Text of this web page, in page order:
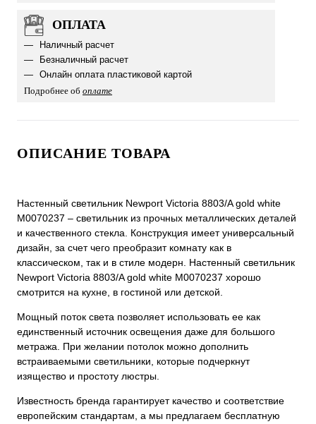
ОПЛАТА
Наличный расчет
Безналичный расчет
Онлайн оплата пластиковой картой
Подробнее об оплате
ОПИСАНИЕ ТОВАРА
Настенный светильник Newport Victoria 8803/A gold white
М0070237 – светильник из прочных металлических деталей
и качественного стекла. Конструкция имеет универсальный
дизайн, за счет чего преобразит комнату как в
классическом, так и в стиле модерн. Настенный светильник
Newport Victoria 8803/A gold white М0070237 хорошо
смотрится на кухне, в гостиной или детской.
Мощный поток света позволяет использовать ее как
единственный источник освещения даже для большого
метража. При желании потолок можно дополнить
встраиваемыми светильники, которые подчеркнут
изящество и простоту люстры.
Известность бренда гарантирует качество и соответствие
европейским стандартам, а мы предлагаем бесплатную